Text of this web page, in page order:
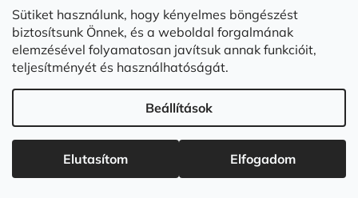
Sütiket használunk, hogy kényelmes böngészést
biztosítsunk Önnek, és a weboldal forgalmának
elemzésével folyamatosan javítsuk annak funkcióit,
teljesítményét és használhatóságát.
Beállítások
Elutasítom
Elfogadom
☀️ Utolsó esély! A nyári akció ma éjfélkor véget ér. 🔥
e
m
e
i
Rólunk és garanciáink